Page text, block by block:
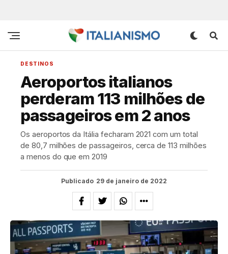
DESTINOS
Aeroportos italianos
perderam 113 milhões de
passageiros em 2 anos
Os aeroportos da Itália fecharam 2021 com um total
de 80,7 milhões de passageiros, cerca de 113 milhões
a menos do que em 2019
Publicado 29 de janeiro de 2022